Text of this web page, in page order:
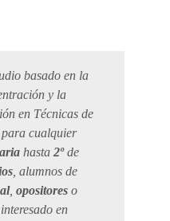
basado en la
y la
en Técnicas de
para cualquier
hasta 2ºde
, alumnos de
, opositoreso
en